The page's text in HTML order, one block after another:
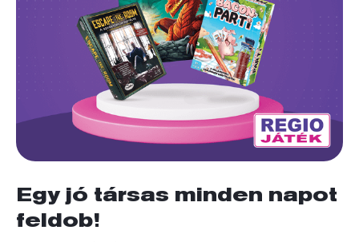
Egy jó társas minden napot
feldob!